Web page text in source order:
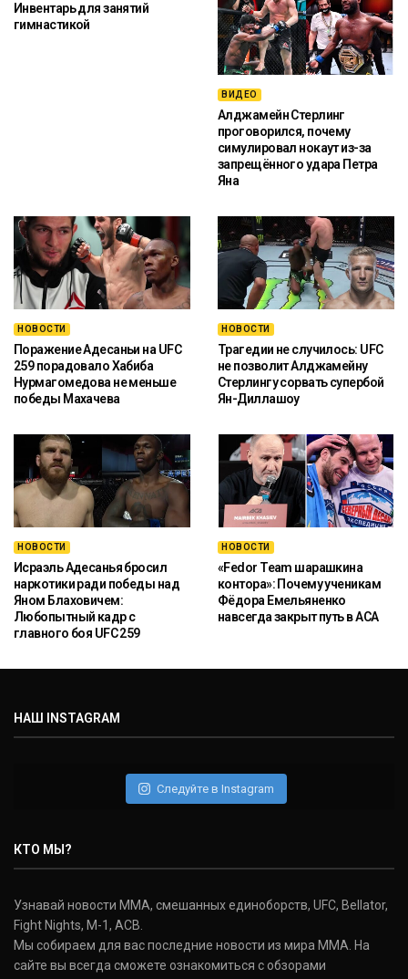
Инвентарь для занятий
гимнастикой
ВИДЕО
Алджамейн Стерлинг
проговорился, почему
симулировал нокаут из-за
запрещённого удара Петра
Яна
НОВОСТИ
Поражение Адесаньи на UFC
259 порадовало Хабиба
Нурмагомедова не меньше
победы Махачева
НОВОСТИ
Трагедии не случилось: UFC
не позволит Алджамейну
Стерлингу сорвать супербой
Ян-Диллашоу
НОВОСТИ
Исраэль Адесанья бросил
наркотики ради победы над
Яном Блаховичем:
Любопытный кадр с
главного боя UFC 259
НОВОСТИ
«Fedor Team шарашкина
контора»: Почему ученикам
Фёдора Емельяненко
навсегда закрыт путь в ACA
НАШ INSTAGRAM
Следуйте в Instagram
КТО МЫ?
Узнавай новости ММА, смешанных единоборств, UFC, Bellator,
Fight Nights, M-1, ACB.
Мы собираем для вас последние новости из мира ММА. На
сайте вы всегда сможете ознакомиться с обзорами